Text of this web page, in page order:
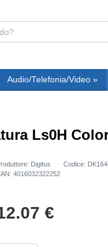
Audio/Telefonia/Video »
Ls0H
Digitus Codice:
4016032322252
€